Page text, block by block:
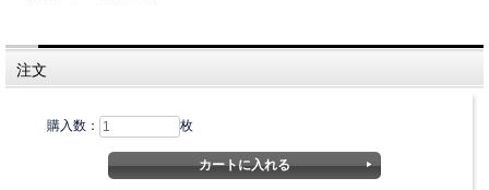
注文
購入数： 枚